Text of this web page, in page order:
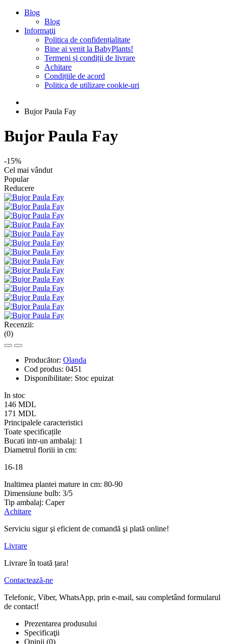
Blog
Blog
Informaţii
Politica de confidențialitate
Bine ai venit la BabyPlants!
Termeni și condiții de livrare
Achitare
Condițiile de acord
Politica de utilizare cookie-uri
Bujor Paula Fay
Bujor Paula Fay
-15%
Cel mai vândut
Popular
Reducere
Recenzii:
(0)
Producător: Olanda
Cod produs: 0451
Disponibilitate: Stoc epuizat
In stoc
146 MDL
171 MDL
Principalele caracteristici
Toate specificațile
Bucati intr-un ambalaj: 1
Diametrul floriii in cm:
16-18
Inaltimea plantei mature in cm: 80-90
Dimensiune bulb: 3/5
Tip ambalaj: Сaper
Achitare
Serviciu sigur şi eficient de comandă şi plată online!
Livrare
Livrare în toată țara!
Contactează-ne
Telefonic, Viber, WhatsApp, prin e-mail, sau completând formularul
de contact!
Prezentarea produsului
Specificaţii
Opinii (0)